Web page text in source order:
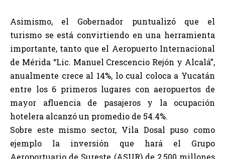
Asimismo, el Gobernador puntualizó que el
turismo se está convirtiendo en una herramienta
importante, tanto que el Aeropuerto Internacional
de Mérida “Lic. Manuel Crescencio Rejón y Alcalá”,
anualmente crece al 14%, lo cual coloca a Yucatán
entre los 6 primeros lugares con aeropuertos de
mayor afluencia de pasajeros y la ocupación
hotelera alcanzó un promedio de 54.4%.
Sobre este mismo sector, Vila Dosal puso como
ejemplo la inversión que hará el Grupo
Aeroportuario de Sureste (ASUR) de 2,500 millones